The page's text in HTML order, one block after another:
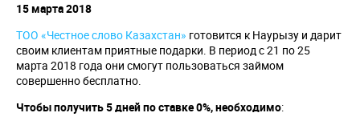
15 марта 2018
ТОО «Честное слово Казахстан» готовится к Наурызу и дарит
своим клиентам приятные подарки. В период с 21 по 25
марта 2018 года они смогут пользоваться займом
совершенно бесплатно.
Чтобы получить 5 дней по ставке 0%, необходимо: